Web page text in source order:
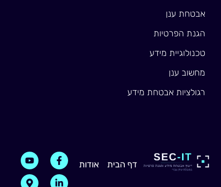
אבטחת ענן
הגנת הפרטיות
טכנולוגיית מידע
מחשוב ענן
רגולציות אבטחת מידע
F
a
c
e
Y
o
u
t
L
i
n
k
M
a
p
-
דף הבית אודות